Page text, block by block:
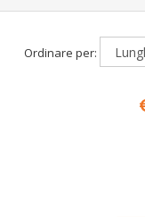
Ordinare per: